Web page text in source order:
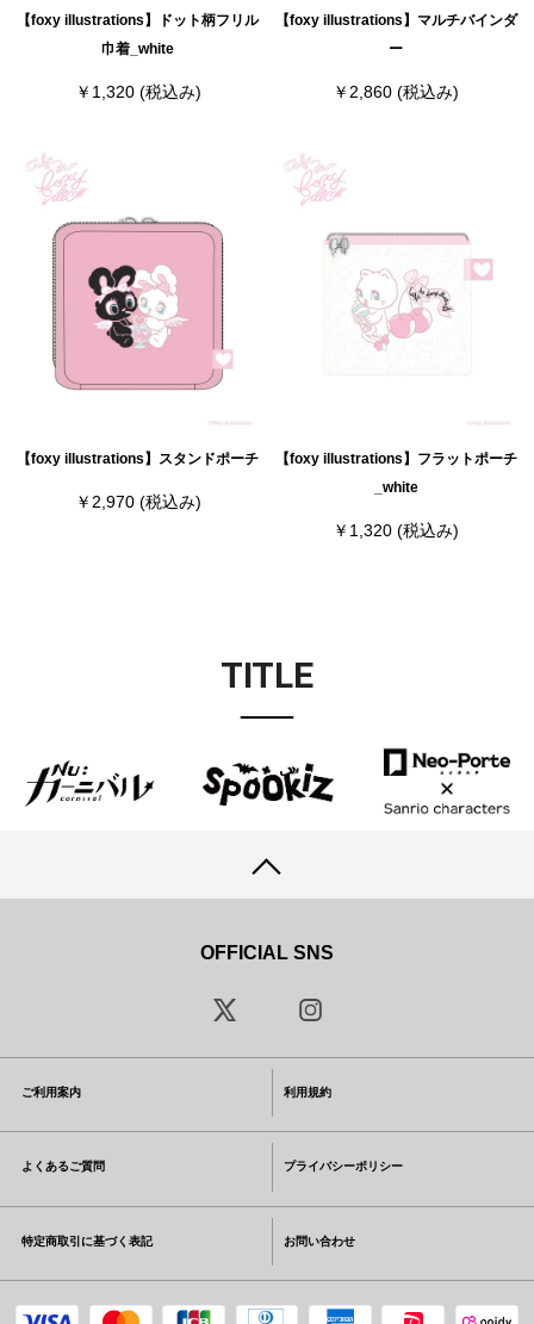
【foxy illustrations】ドット柄フリル
巾着_white
￥1,320 (税込み)
【foxy illustrations】マルチバインダ
ー
￥2,860(税込み)
【foxy illustrations】スタンドポーチ
￥2,970 (税込み)
【foxy illustrations】フラットポーチ
_white
￥1,320(税込み)
TITLE
OFFICIAL SNS
ご利用案内 利用規約
よくあるご質問 プライバシーポリシー
特定商取引に基づく表記 お問い合わせ